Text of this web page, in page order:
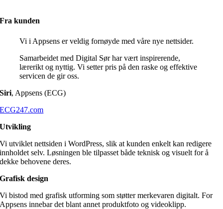
Fra kunden
Vi i Appsens er veldig fornøyde med våre nye nettsider.
Samarbeidet med Digital Sør har vært inspirerende,
lærerikt og nyttig. Vi setter pris på den raske og effektive
servicen de gir oss.
Siri, Appsens (ECG)
ECG247.com
Utvikling
Vi utviklet nettsiden i WordPress, slik at kunden enkelt kan redigere
innholdet selv. Løsningen ble tilpasset både teknisk og visuelt for å
dekke behovene deres.
Grafisk design
Vi bistod med grafisk utforming som støtter merkevaren digitalt. For
Appsens innebar det blant annet produktfoto og videoklipp.